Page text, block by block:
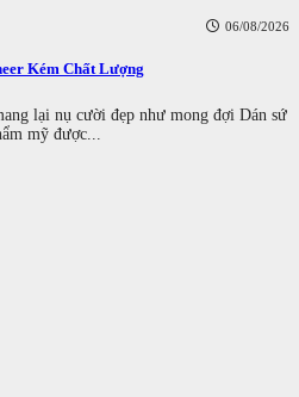
06/08/2026
Kém Chất Lượng
lại nụ cười đẹp như mong đợi Dán sứ
mỹ được...